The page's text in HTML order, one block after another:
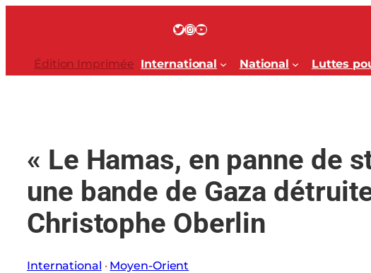
Twitter InstagramYouTube
Édition Imprimée International National Luttes
« Le Hamas, en panne de
une bande de Gaza
Christophe Oberlin
International · Moyen-Orient